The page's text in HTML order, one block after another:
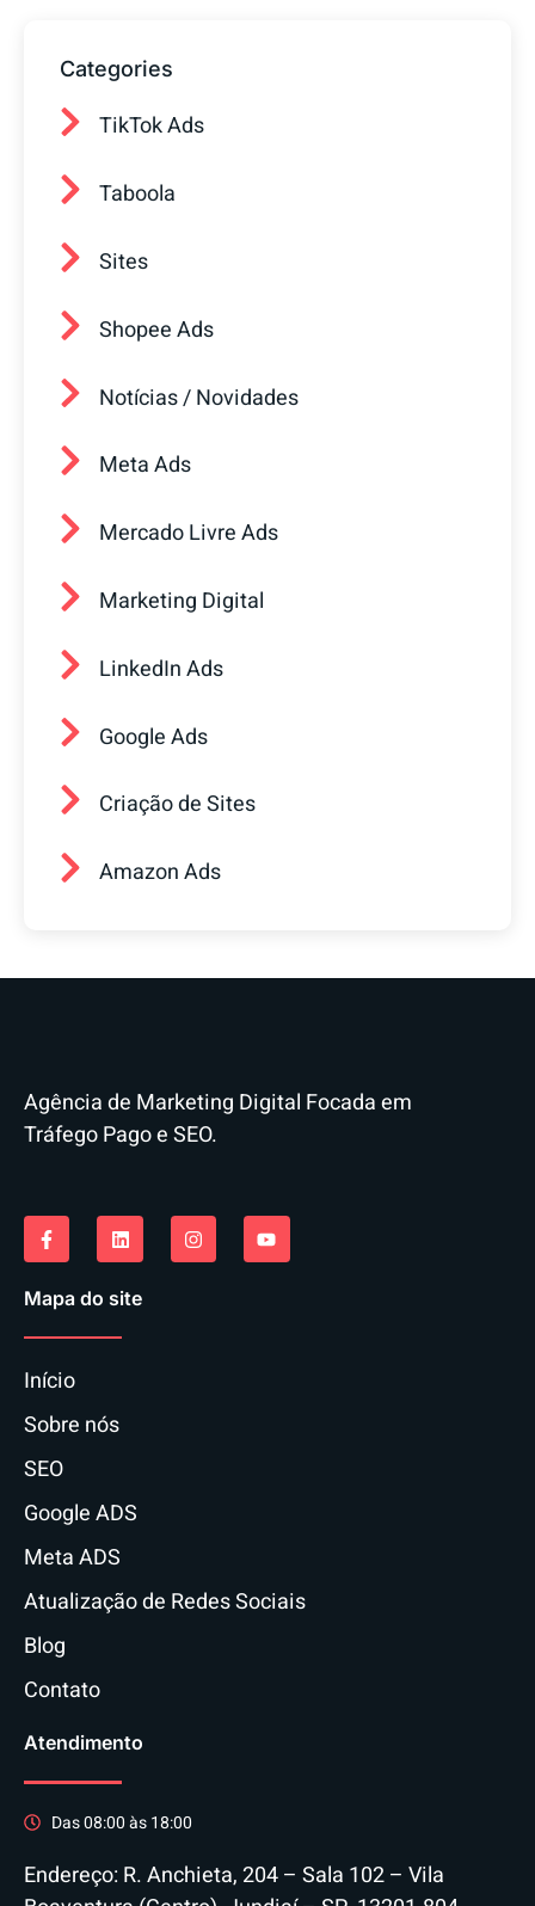
Categories
TikTok Ads
Taboola
Sites
Shopee Ads
Notícias / Novidades
Meta Ads
Mercado Livre Ads
Marketing Digital
LinkedIn Ads
Google Ads
Criação de Sites
Amazon Ads
Agência de Marketing Digital Focada em
Tráfego Pago e SEO.
Mapa do site
Início
Sobre nós
SEO
Google ADS
Meta ADS
Atualização de Redes Sociais
Blog
Contato
Atendimento
Das 08:00 às 18:00
Endereço: R. Anchieta, 204 – Sala 102 – Vila